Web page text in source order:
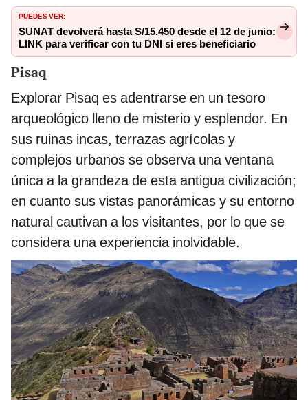
PUEDES VER:
SUNAT devolverá hasta S/15.450 desde el 12 de junio:
LINK para verificar con tu DNI si eres beneficiario
Pisaq
Explorar Pisaq es adentrarse en un tesoro
arqueológico lleno de misterio y esplendor. En
sus ruinas incas, terrazas agrícolas y
complejos urbanos se observa una ventana
única a la grandeza de esta antigua civilización;
en cuanto sus vistas panorámicas y su entorno
natural cautivan a los visitantes, por lo que se
considera una experiencia inolvidable.